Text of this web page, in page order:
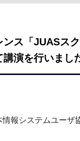
ス「JUASス
演を行いまし
報システムユー